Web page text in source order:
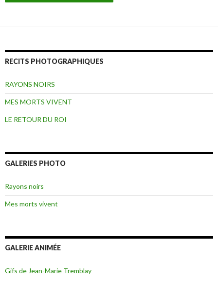
RECITS PHOTOGRAPHIQUES
RAYONS NOIRS
MES MORTS VIVENT
LE RETOUR DU ROI
GALERIES PHOTO
Rayons noirs
Mes morts vivent
GALERIE ANIMÉE
Gifs de Jean-Marie Tremblay